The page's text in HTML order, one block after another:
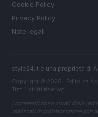
Cookie Policy
Privacy Policy
Note legali
style24.it è una proprietà di
Copyright © 2026 · Edito da
Tutti i diritti riservati
I contenuti sono curati dalla
realizzati in collaborazione con